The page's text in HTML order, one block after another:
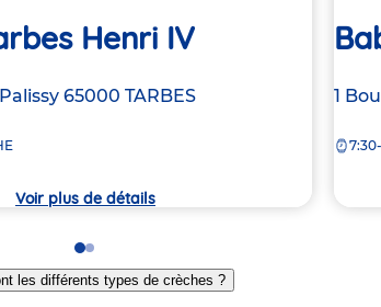
Henri IV
65000 TARBES
Voir plus de détails
la
1
Go
to
slide
Go
to
slide
les différents types de crèches ?